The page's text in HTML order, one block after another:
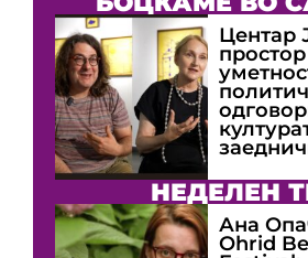
Центар
НЕДЕЛЕН
Ана
Оhrid